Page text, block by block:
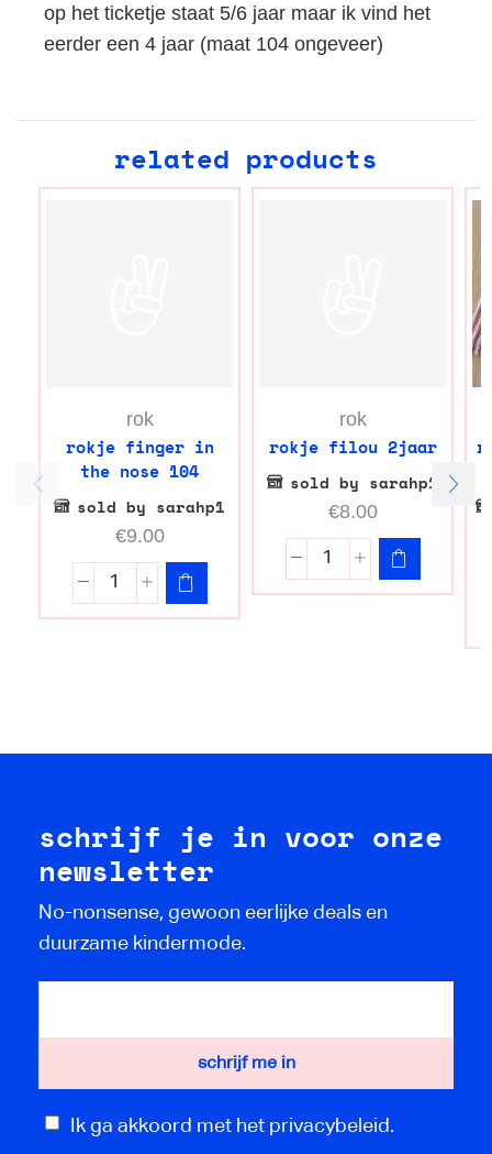
op het ticketje staat 5/6 jaar maar ik vind het
eerder een 4 jaar (maat 104 ongeveer)
related products
rok
rokje finger in
the nose 104
sold by sarahp1
€9.00
rok
rokje filou 2jaar
sold by sarahp1
€8.00
schrijf je in voor onze
newsletter
No-nonsense, gewoon eerlijke deals en
duurzame kindermode.
Ik ga akkoord met het privacybeleid.